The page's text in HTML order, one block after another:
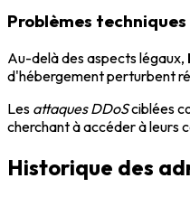
Problèmes
Au-delà des aspects légaux,
d'hébergement perturbent
Les attaques DDoSciblées
cherchant à accéder à leurs
Historique des